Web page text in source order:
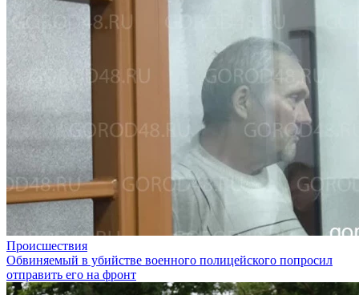
Происшествия
Обвиняемый в убийстве военного полицейского попросил
отправить его на фронт